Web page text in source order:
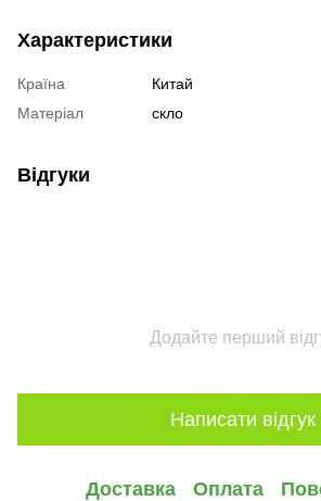
Характеристики
Країна
Китай
Матеріал
скло
Відгуки
Додайте перший
Написати відгук
Доставка Оплата